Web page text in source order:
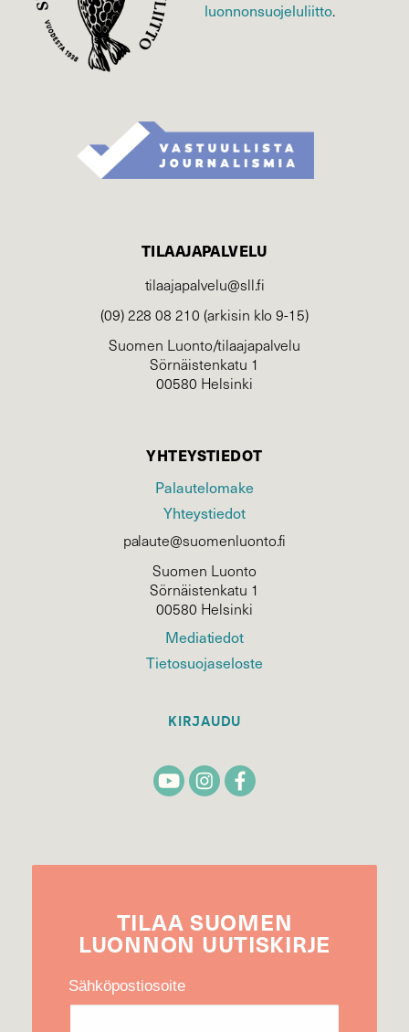
luonnonsuojelu­liitto.
TILAAJAPALVELU
tilaajapalvelu@sll.fi
(09) 228 08 210 (arkisin klo 9-15)
Suomen Luonto/tilaajapalvelu
Sörnäistenkatu 1
00580 Helsinki
YHTEYSTIEDOT
Palautelomake
Yhteystiedot
palaute@suomenluonto.fi
Suomen Luonto
Sörnäistenkatu 1
00580 Helsinki
Mediatiedot
Tietosuojaseloste
KIRJAUDU
TILAA SUOMEN
LUONNON UUTIS­KIRJE
Sähköpostiosoite